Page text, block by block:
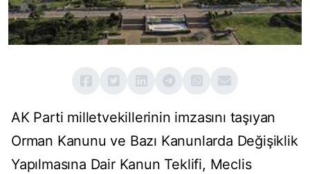
AK Parti milletvekillerinin imzasını taşıyan
Orman Kanunu ve Bazı Kanunlarda Değişiklik
Yapılmasına Dair Kanun Teklifi, Meclis